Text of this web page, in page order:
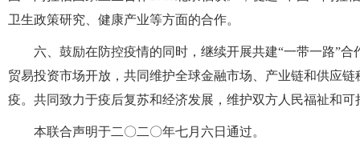
卫生政策研究、健康产业等方面的合作。
六、鼓励在防控疫情的同时，继续开展共建“一带一路”
贸易投资市场开放，共同维护全球金融市场、产业链和供应
疫。共同致力于疫后复苏和经济发展，维护双方人民福祉和
本联合声明于二〇二〇年七月六日通过。